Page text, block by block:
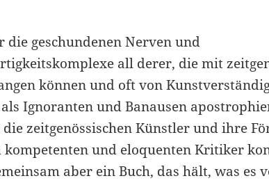
die geschundenen Nerven und
all derer, die mit
können und oft von
Ignoranten und Banausen
zeitgenössischen Künstler und ihre
kompetenten und eloquenten Kritiker
aber ein Buch, das hält, was es